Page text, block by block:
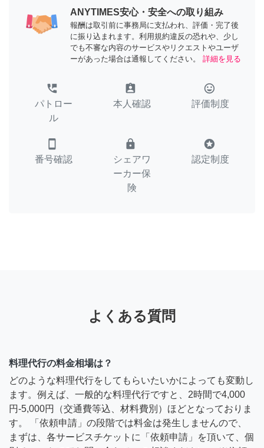
ANYTIMES安心・安全への取り組み
報酬は取引前に事務局に支払われ、評価・完了後
に振り込まれます。利用規約違反の恐れや、少し
でも不審な内容のサービスやリクエストやユーザ
ーがあった場合は通報してください。
詳細を見る
perm_phone_msg
パトロー
ル
assignment_ind
本人確認
tag_faces
評価制度
smartphone
番号確認
lock
シェアワ
ーカー保
険
stars
認定制度
よくある質問
料理代行の料金相場は？
どのような料理代行をしてもらいたいかによっても変動し
ます。例えば、一般的な料理代行ですと、2時間で4,000
円-5,000円（交通費等込、材料費別）ほどとなっておりま
す。 「依頼申請」の段階では料金は発生しませんので、
まずは、各サービスチケットに「依頼申請」を頂いて、個